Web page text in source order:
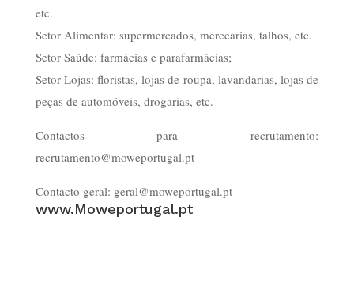
etc.
Setor Alimentar: supermercados, mercearias, talhos, etc.
Setor Saúde: farmácias e parafarmácias;
Setor Lojas: floristas, lojas de roupa, lavandarias, lojas de
peças de automóveis, drogarias, etc.
Contactos para recrutamento:
recrutamento@moweportugal.pt
Contacto geral: geral@moweportugal.pt
www.Moweportugal.pt